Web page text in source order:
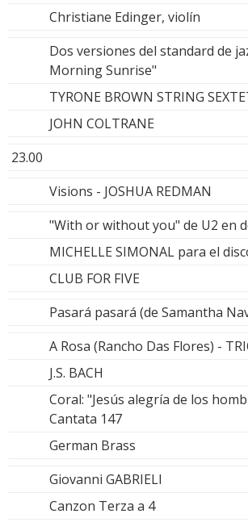
Christiane Edinger, violín
Dos versiones del standard de
Morning Sunrise"
TYRONE BROWN STRING
JOHN COLTRANE
23.00
Visions - JOSHUA REDMAN
"With or without you" de U2 en
MICHELLE SIMONAL para el
CLUB FOR FIVE
Pasará pasará (de Samantha
A Rosa (Rancho Das Flores) -
J.S. BACH
Coral: "Jesús alegría de los
Cantata 147
German Brass
Giovanni GABRIELI
Canzon Terza a 4